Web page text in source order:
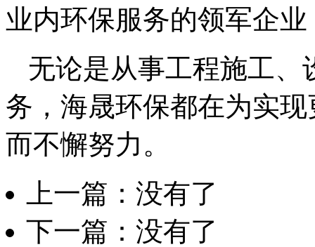
业内环保服务的领军企业
无论是从事工程施工
务，海晟环保都在为实
而不懈努力。
上一篇：没有了
下一篇：没有了